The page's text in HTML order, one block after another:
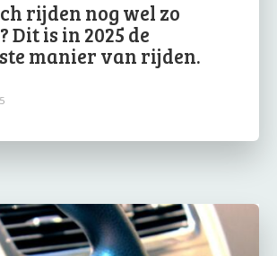
rijden nog wel zo
Dit is in 2025 de
manier van rijden.